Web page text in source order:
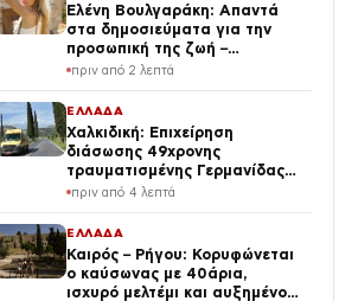
Ελένη Βουλγαράκη: Απαντά
στα δημοσιεύματα για την
προσωπική της ζωή –
«Διασταυρώστε καμιά
τη βλακεία σας»
πριν από 2 λεπτά
ΕΛΛΑΔΑ
Χαλκιδική: Επιχείρηση
διάσωσης 49χρονης
τραυματισμένης Γερμανίδας
σε δύσβατη περιοχή
πριν από 4 λεπτά
ΕΛΛΑΔΑ
Καιρός – Ρήγου: Κορυφώνεται
ο καύσωνας με 40άρια,
ισχυρό μελτέμι και αυξημένος